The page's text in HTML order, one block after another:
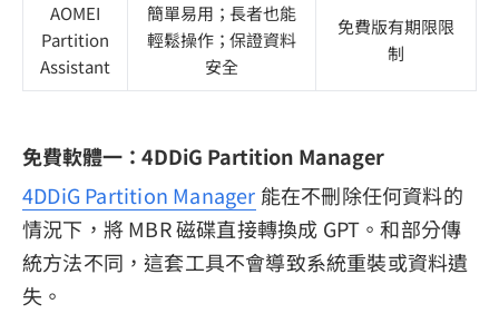
AOMEI
Partition
Assistant
簡單易用；長者也能
輕鬆操作；保證資料
安全
免費版有期限限
制
免費軟體一：4DDiG Partition Manager
4DDiG Partition Manager 能在不刪除任何資料的
情況下，將 MBR 磁碟直接轉換成 GPT。和部分傳
統方法不同，這套工具不會導致系統重裝或資料遺
失。